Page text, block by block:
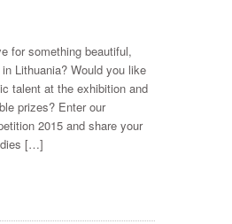
for something beautiful,
Lithuania? Would you like
talent at the exhibition and
prizes? Enter our
2015 and share your
[…]